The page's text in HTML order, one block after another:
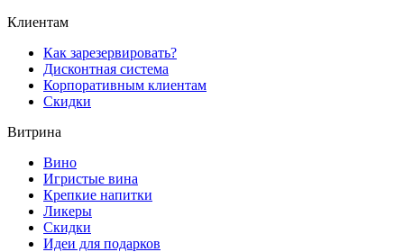
Клиентам
Как зарезервировать?
Дисконтная система
Корпоративным клиентам
Скидки
Витрина
Вино
Игристые вина
Крепкие напитки
Ликеры
Скидки
Идеи для подарков